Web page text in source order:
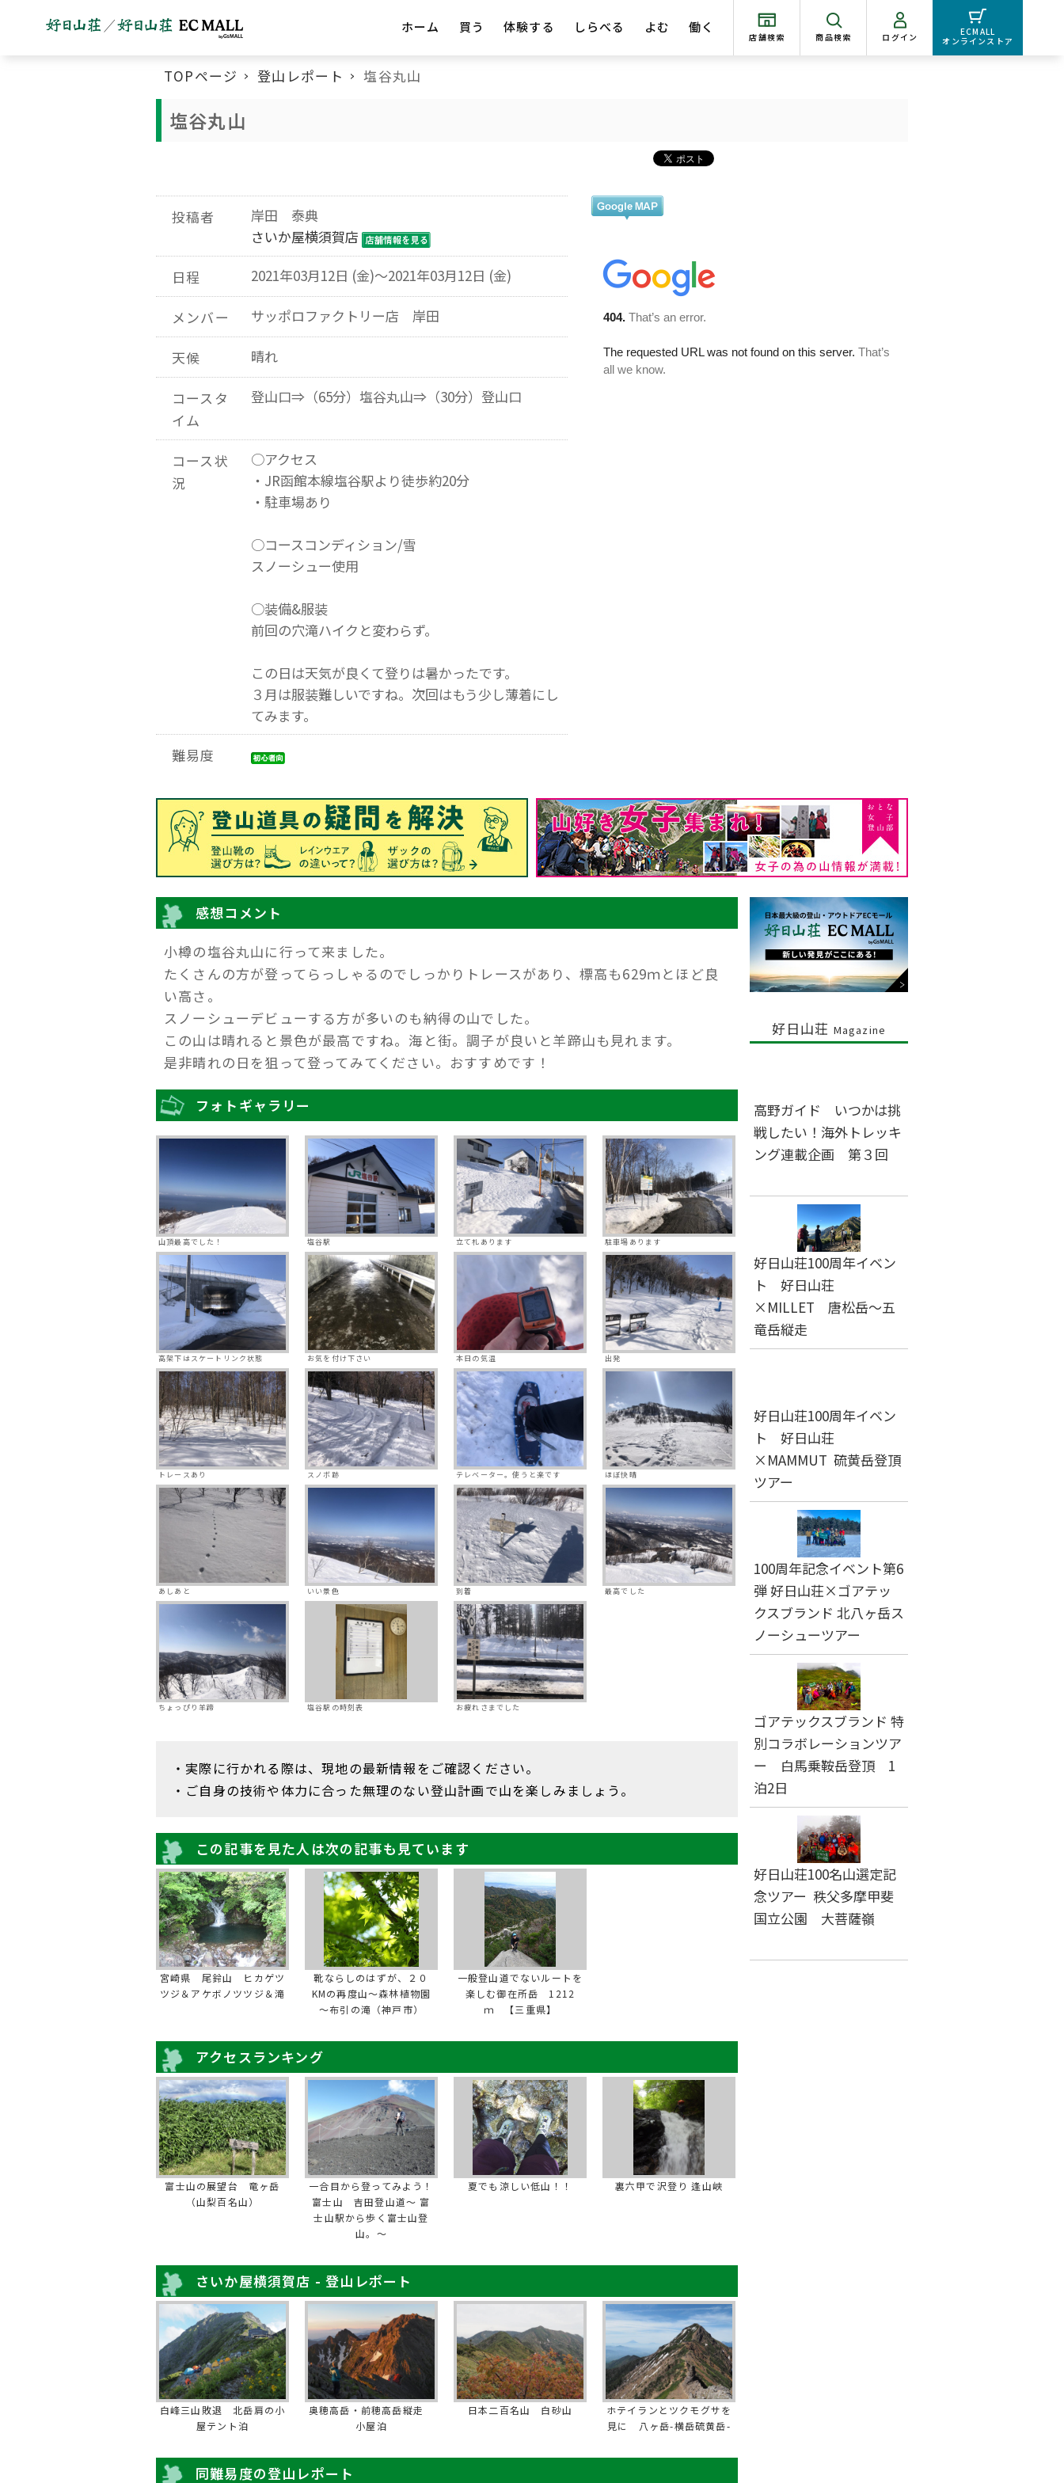
ホーム 買う 体験する しらべる よむ 働く
店舗検索 商品検索 ログイン
ECMALL
オンラインストア
TOPページ 登山レポート 塩谷丸山
塩谷丸山
投稿者
岸田 泰典
さいか屋横須賀店
日程 2021年03月12日 (金)～2021年03月12日 (金)
メンバー サッポロファクトリー店 岸田
天候 晴れ
コースタ
イム
登山口⇒（65分）塩谷丸山⇒（30分）登山口
コース状
況
○アクセス
・JR函館本線塩谷駅より徒歩約20分
・駐車場あり
○コースコンディション/雪
スノーシュー使用
○装備&服装
前回の穴滝ハイクと変わらず。
この日は天気が良くて登りは暑かったです。
３月は服装難しいですね。次回はもう少し薄着にし
てみます。
難易度
感想コメント
小樽の塩谷丸山に行って来ました。
たくさんの方が登ってらっしゃるのでしっかりトレースがあり、標高も629ｍとほど良
い高さ。
スノーシューデビューする方が多いのも納得の山でした。
この山は晴れると景色が最高ですね。海と街。調子が良いと羊蹄山も見れます。
是非晴れの日を狙って登ってみてください。おすすめです！
フォトギャラリー
山頂最高でした！ 塩谷駅 立て札あります 駐車場あります
高架下はスケートリンク状態 お気を付け下さい 本日の気温 出発
トレースあり スノボ跡 テレベーター。使うと楽です ほぼ快晴
あしあと いい景色 到着 最高でした
ちょっぴり羊蹄 塩谷駅の時刻表 お疲れさまでした
・実際に行かれる際は、現地の最新情報をご確認ください。
・ご自身の技術や体力に合った無理のない登山計画で山を楽しみましょう。
この記事を見た人は次の記事も見ています
宮崎県 尾鈴山 ヒカゲツ
ツジ＆アケボノツツジ＆滝
靴ならしのはずが、２０
KMの再度山～森林植物園
～布引の滝（神戸市）
一般登山道でないルートを
楽しむ御在所岳 1212
ｍ 【三重県】
アクセスランキング
富士山の展望台 竜ヶ岳
（山梨百名山）
一合目から登ってみよう！
富士山 吉田登山道～ 富
士山駅から歩く富士山登
山。～
夏でも涼しい低山！！ 裏六甲で沢登り 逢山峡
さいか屋横須賀店 - 登山レポート
白峰三山敗退 北岳肩の小
屋テント泊
奥穂高岳・前穂高岳縦走
小屋泊
日本二百名山 白砂山
ホテイランとツクモグサを
見に 八ヶ岳-横岳硫黄岳-
同難易度の登山レポート
好日山荘 Magazine
高野ガイド いつかは挑
戦したい！海外トレッキ
ング連載企画 第３回
好日山荘100周年イベン
ト 好日山荘
×MILLET 唐松岳～五
竜岳縦走
好日山荘100周年イベン
ト 好日山荘
×MAMMUT 硫黄岳登頂
ツアー
100周年記念イベント第6
弾 好日山荘×ゴアテッ
クスブランド 北八ヶ岳ス
ノーシューツアー
ゴアテックスブランド 特
別コラボレーションツア
ー 白馬乗鞍岳登頂 1
泊2日
好日山荘100名山選定記
念ツアー 秩父多摩甲斐
国立公園 大菩薩嶺